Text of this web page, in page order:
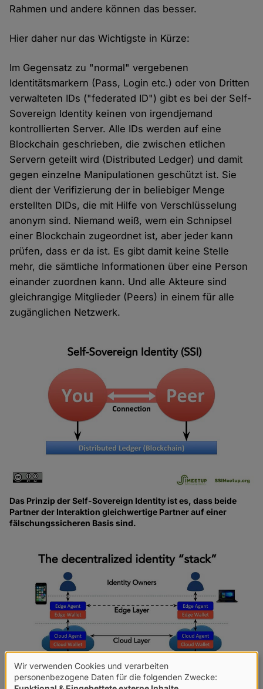
Rahmen und andere können das besser.
Hier daher nur das Wichtigste in Kürze:
Im Gegensatz zu "normal" vergebenen
Identitätsmarkern (Pass, Login etc.) oder von Dritten
verwalteten IDs ("federated ID") gibt es bei der Self-
Sovereign Identity keinen von irgendjemand
kontrollierten Server. Alle IDs werden auf eine
Blockchain geschrieben, die zwischen etlichen
Servern geteilt wird (Distributed Ledger) und damit
gegen einzelne Manipulationen geschützt ist. Sie
dient der Verifizierung der in beliebiger Menge
erstellten DIDs, die mit Hilfe von Verschlüsselung
anonym sind. Niemand weiß, wem ein Schnipsel
einer Blockchain zugeordnet ist, aber jeder kann
prüfen, dass er da ist. Es gibt damit keine Stelle
mehr, die sämtliche Informationen über eine Person
einander zuordnen kann. Und alle Akteure sind
gleichrangige Mitglieder (Peers) in einem für alle
zugänglichen Netzwerk.
Das Prinzip der Self-Sovereign Identity ist es, dass beide
Partner der Interaktion gleichwertige Partner auf einer
fälschungssicheren Basis sind.
Verwendung
Wir verwenden Cookies und verarbeiten
personenbezogene Daten für die folgenden Zwecke: